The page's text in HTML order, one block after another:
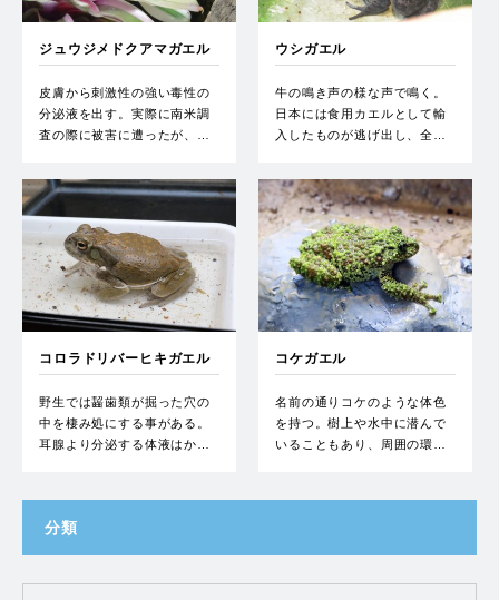
ジュウジメドクアマガエル
皮膚から刺激性の強い毒性の
分泌液を出す。実際に南米調
査の際に被害に遭ったが、…
ウシガエル
牛の鳴き声の様な声で鳴く。
日本には食用カエルとして輸
入したものが逃げ出し、全…
コロラドリバーヒキガエル
野生では齧歯類が掘った穴の
中を棲み処にする事がある。
耳腺より分泌する体液はか…
コケガエル
名前の通りコケのような体色
を持つ。樹上や水中に潜んで
いることもあり、周囲の環…
分類